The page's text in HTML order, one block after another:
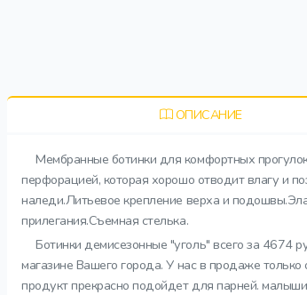
ОПИСАНИЕ
Мембранные ботинки для комфортных
перфорацией, которая хорошо отводит влагу и
наледи.Литьевое крепление верха и
прилегания.Съемная стелька.
Ботинки демисезонные "уголь" всего за 4674
магазине Вашего города. У нас в продаже
продукт прекрасно подойдет для парней.